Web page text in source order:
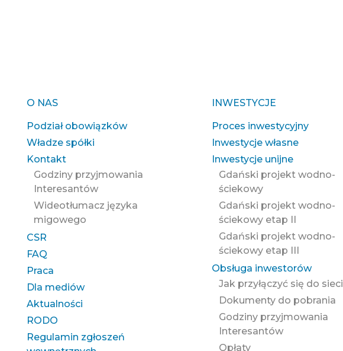
O NAS
Podział obowiązków
Władze spółki
Kontakt
Godziny przyjmowania
Interesantów
Wideotłumacz języka
migowego
CSR
FAQ
Praca
Dla mediów
Aktualności
RODO
Regulamin zgłoszeń
INWESTYCJE
Proces inwestycyjny
Inwestycje własne
Inwestycje unijne
Gdański projekt wodno-
ściekowy
Gdański projekt wodno-
ściekowy etap II
Gdański projekt wodno-
ściekowy etap III
Obsługa inwestorów
Jak przyłączyć się do sieci
Dokumenty do pobrania
Godziny przyjmowania
Interesantów
Opłaty